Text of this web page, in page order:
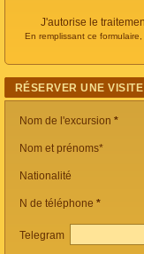
J'autorise le
En remplissant ce
RÉSERVER UNE
Nom de l'excursion *
Nom et prénoms*
Nationalité
N de téléphone *
Telegram